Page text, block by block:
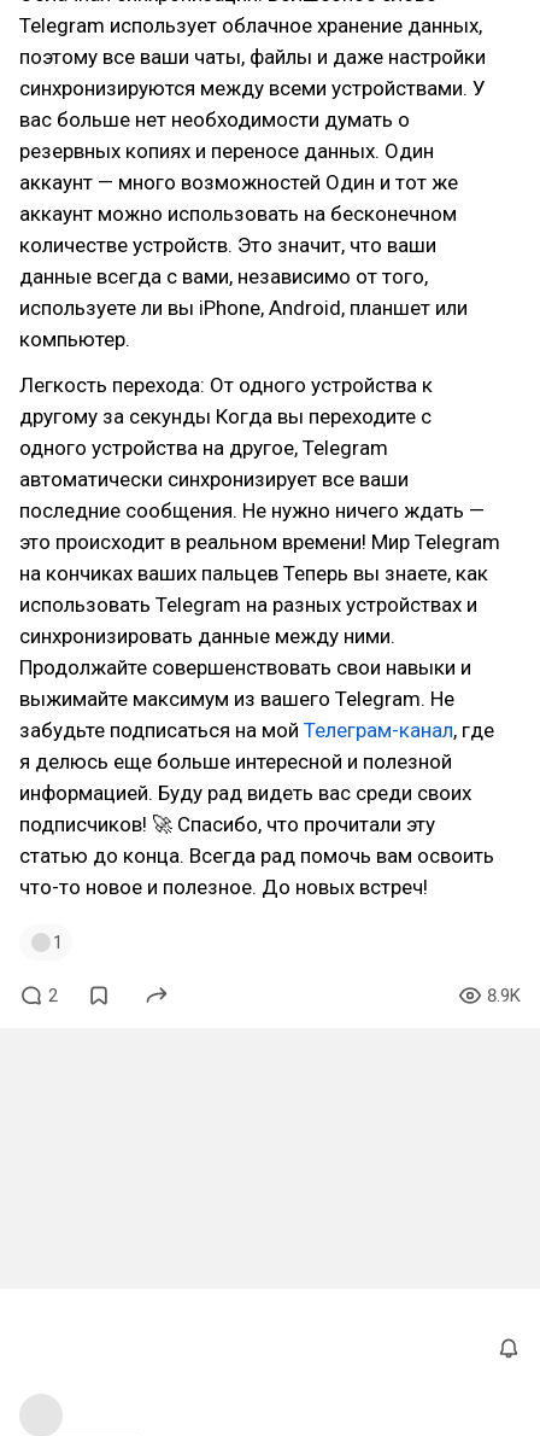
Telegram использует облачное хранение данных,
поэтому все ваши чаты, файлы и даже настройки
синхронизируются между всеми устройствами. У
вас больше нет необходимости думать о
резервных копиях и переносе данных. Один
аккаунт — много возможностей Один и тот же
аккаунт можно использовать на бесконечном
количестве устройств. Это значит, что ваши
данные всегда с вами, независимо от того,
используете ли вы iPhone, Android, планшет или
компьютер.
Легкость перехода: От одного устройства к
другому за секунды Когда вы переходите с
одного устройства на другое, Telegram
автоматически синхронизирует все ваши
последние сообщения. Не нужно ничего ждать —
это происходит в реальном времени! Мир Telegram
на кончиках ваших пальцев Теперь вы знаете, как
использовать Telegram на разных устройствах и
синхронизировать данные между ними.
Продолжайте совершенствовать свои навыки и
выжимайте максимум из вашего Telegram. Не
забудьте подписаться на мой Телеграм-канал, где
я делюсь еще больше интересной и полезной
информацией. Буду рад видеть вас среди своих
подписчиков! 🚀 Спасибо, что прочитали эту
статью до конца. Всегда рад помочь вам освоить
что-то новое и полезное. До новых встреч!
1
2 8.9K